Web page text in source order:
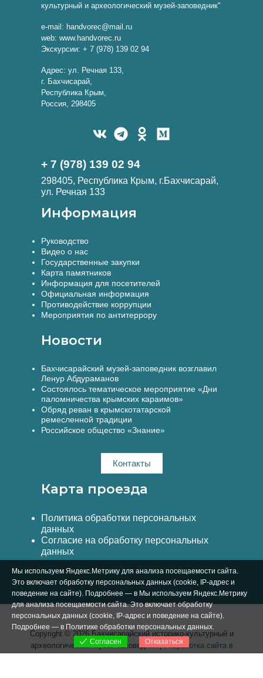
культурный и археологический музей-заповедник"
e-mail: handvorec@mail.ru
web: www.handvorec.ru
Экскурсии: + 7 (978) 139 02 94
Адрес: ул. Речная 133,
г. Бахчисарай,
Республика Крым,
Россия, 298405
+ 7 (978) 139 02 94
298405, Республика Крым, г.Бахчисарай,
ул. Речная 133
Информация
Руководство
Видео о нас
Государственные закупки
Карта памятников
Информация для посетителей
Официальная информация
Противодействие коррупции
Мероприятия по антитеррору
Новости
Бахчисарайский музей-заповедник возглавил
Ленур Абдураманов
Состоялось тематическое мероприятие «Дни
паломничества крымских караимов»
Обряд реван в крымскотатарской
ремесленной традиции
Российское общество «Знание»
Контакты
Карта проезда
Политика обработки персональных
данных
Согласие на обработку персональных
данных
Copyright © 2026 Бахчисарайский историко-культурный и
археологический музей-заповедник |Разработка сайта в
Мы используем Яндекс.Метрику для анализа посещаемости сайта.
Это включает обработку персональных данных (cookie, IP-адрес и
поведение на сайте). Подробнее — в Мы используем Яндекс.Метрику
для анализа посещаемости сайта. Это включает обработку
персональных данных (cookie, IP-адрес и поведение на сайте).
Подробнее — в Политике обработки персональных данных.
Согласен
Отказаться